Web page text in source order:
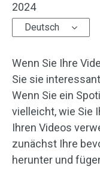
Trimmen/Teilen/
Text/Elemente
Videoeffekte
Videofarbe
Drehen/
2024
Deutsch
Wenn Sie Ihre
Sie sie
Wenn Sie ein
vielleicht, wie Sie
Ihren Videos
zunächst Ihre
herunter und